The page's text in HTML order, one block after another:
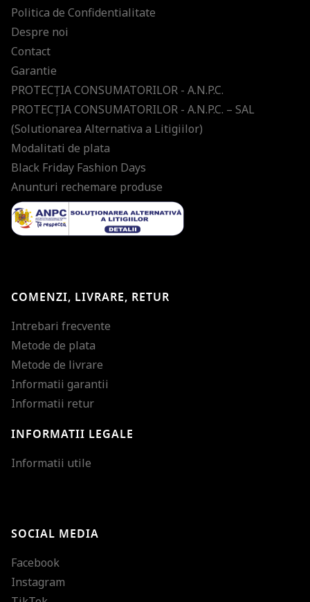
Politica de Confidentialitate
Despre noi
Contact
Garantie
PROTECŢIA CONSUMATORILOR - A.N.P.C.
PROTECŢIA CONSUMATORILOR - A.N.P.C. – SAL
(Solutionarea Alternativa a Litigiilor)
Modalitati de plata
Black Friday Fashion Days
Anunturi rechemare produse
COMENZI, LIVRARE, RETUR
Intrebari frecvente
Metode de plata
Metode de livrare
Informatii garantii
Informatii retur
INFORMATII LEGALE
Informatii utile
SOCIAL MEDIA
Facebook
Instagram